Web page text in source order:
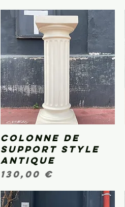
Aperçu rapide
Colonne de
support style
antique
Prix
130,00 €